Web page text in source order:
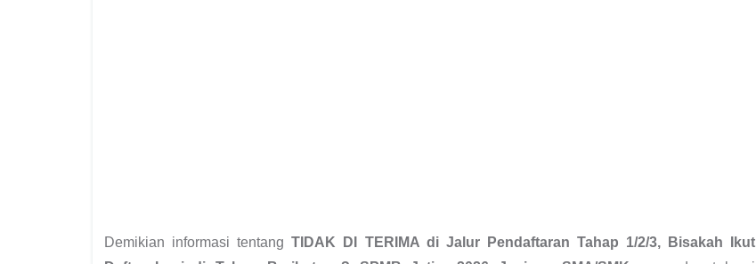
Demikian informasi tentangTIDAK DI TERIMA di Jalur Pendaftaran Tahap 1/2/3, Bisakah Ikut